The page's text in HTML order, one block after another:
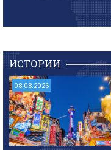
ИСТОРИИ
08.08.2026